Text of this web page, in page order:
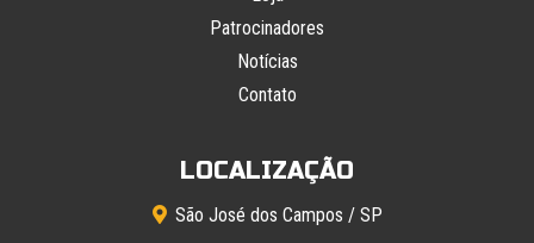
Patrocinadores
Notícias
Contato
LOCALIZAÇÃO
São José dos Campos / SP